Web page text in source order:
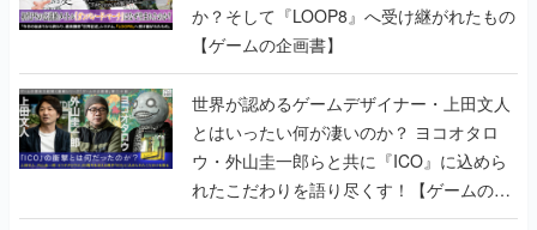
か？そして『LOOP8』へ受け継がれたもの
【ゲームの企画書】
世界が認めるゲームデザイナー・上田文人
とはいったい何が凄いのか？ ヨコオタロ
ウ・外山圭一郎らと共に『ICO』に込めら
れたこだわりを語り尽くす！【ゲームの企
画書】